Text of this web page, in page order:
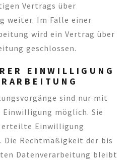
Vertrags über
weiter. Im Falle einer
wird ein Vertrag über
geschlossen.
EINWILLIGUNG
sind nur mit
Einwilligung möglich. Sie
erteilte Einwilligung
Die Rechtmäßigkeit der bis
Datenverarbeitung bleibt